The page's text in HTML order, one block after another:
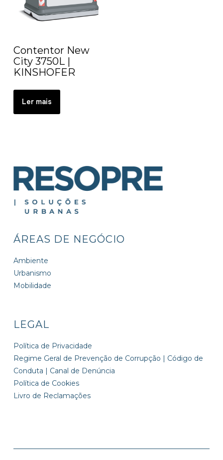
Contentor New
City 3750L |
KINSHOFER
Ler mais
ÁREAS DE NEGÓCIO
Ambiente
Urbanismo
Mobilidade
LEGAL
Política de Privacidade
Regime Geral de Prevenção de Corrupção | Código de
Conduta | Canal de Denúncia
Política de Cookies
Livro de Reclamações